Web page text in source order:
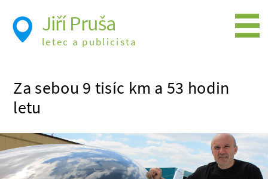
Za sebou 9 tisíc km a 53 hodin
letu
Jiří Pruša
letec a publicista
Foto
Expedice
Moje knížky